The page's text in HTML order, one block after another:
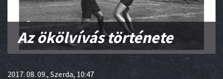
Az ökölvívás története
2017. 08. 09., Szerda, 10:47